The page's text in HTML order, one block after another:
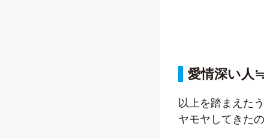
愛情深い人
以上を踏まえた
ヤモヤしてきた